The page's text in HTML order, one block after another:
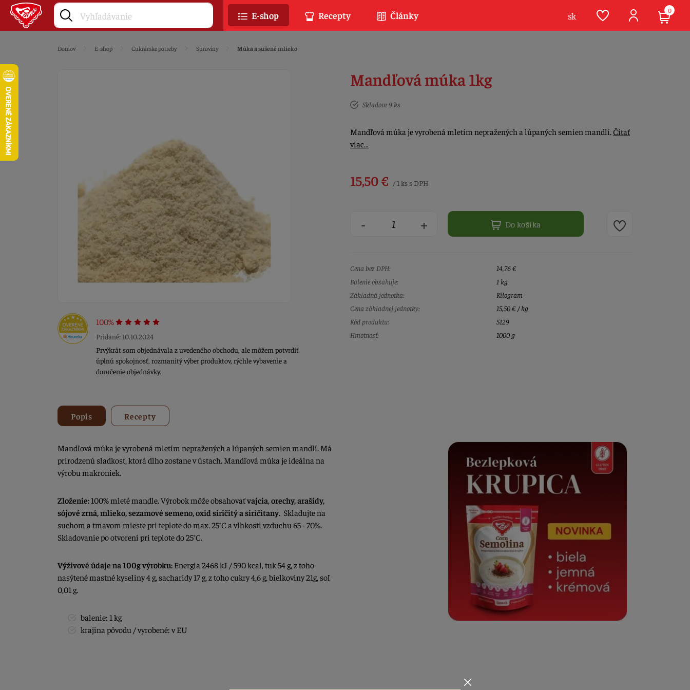
Domov E-shop Cukrárske potreby Suroviny Múka a sušené mlieko
100%
Pridané: 10.10.2024
Prvýkrát som objednávala z uvedeného obchodu, ale môžem potvrdiť
úplnú spokojnosť, rozmanitý výber produktov, rýchle vybavenie a
doručenie objednávky.
Mandľová múka 1kg
Skladom 9 ks
Mandľová múka je vyrobená mletím nepražených a lúpaných semien mandlí.Čítať
viac…
15,50 € / 1 ks s DPH
- + Do košíka
Cena bez DPH:
14,76 €
Balenie obsahuje:
1 kg
Základná jednotka:
Kilogram
Cena základnej jednotky:
15,50 € / kg
Kód produktu:
5129
Hmotnosť:
1000 g
Popis Recepty
Mandľová múka je vyrobená mletím nepražených a lúpaných semien mandlí. Má
prirodzenú sladkosť, ktorá dlho zostane v ústach. Mandľová múka je ideálna na
výrobu makroniek.
Zloženie:100% mleté mandle. Výrobok môže obsahovaťvajcia, orechy, arašidy,
sójové zrná, mlieko, sezamové semeno, oxid siričitý a siričitany. Skladujte na
suchom a tmavom mieste pri teplote do max. 25°C a vlhkosti vzduchu 65 - 70%.
Skladovanie po otvorení pri teplote do 25°C.
Výživové údaje na 100g výrobku: Energia 2468 kJ / 590 kcal, tuk 54 g, z toho
nasýtené mastné kyseliny 4 g, sacharidy 17 g, z toho cukry 4,6 g, bielkoviny 21g, soľ
0,01 g.
balenie: 1 kg
krajina pôvodu / vyrobené: v EU
E-shop Recepty Články sk 0